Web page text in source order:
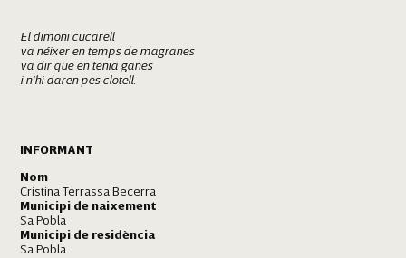
El dimoni cucarell
va néixer en temps de magranes
va dir que en tenia ganes
i n'hi daren pes clotell.
INFORMANT
Nom
Cristina Terrassa Becerra
Municipi de naixement
Sa Pobla
Municipi de residència
Sa Pobla